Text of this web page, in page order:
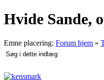
Hvide Sande,
Emne placering: Forum hjem »